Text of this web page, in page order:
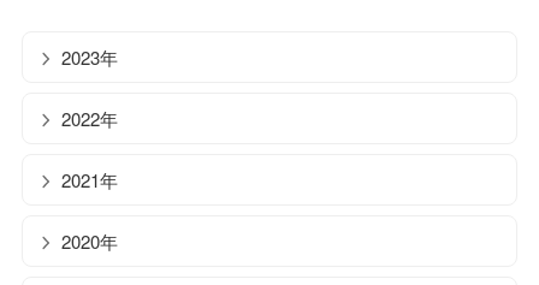
2023年
2022年
2021年
2020年